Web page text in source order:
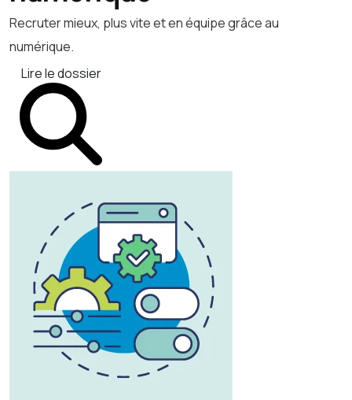
Recruter mieux, plus vite et en équipe grâce au
numérique.
Lire le dossier